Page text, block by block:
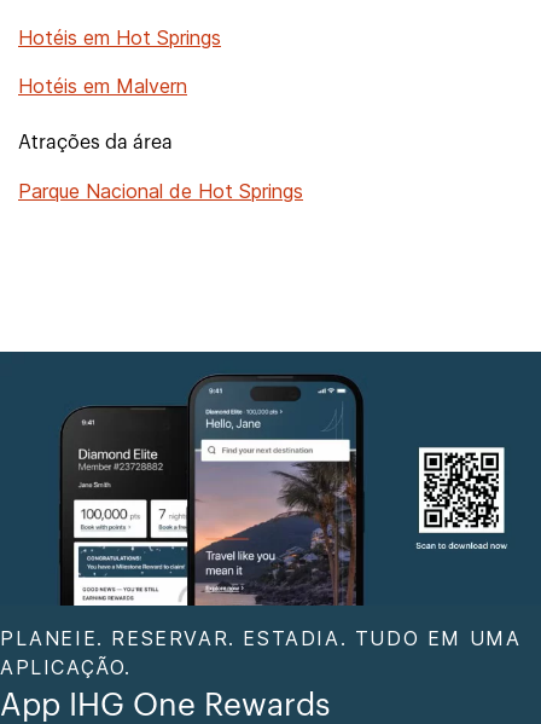
Hotéis em Hot Springs
Hotéis em Malvern
Atrações da área
Parque Nacional de Hot Springs
PLANEIE. RESERVAR. ESTADIA. TUDO EM UMA
APLICAÇÃO.
App IHG One Rewards